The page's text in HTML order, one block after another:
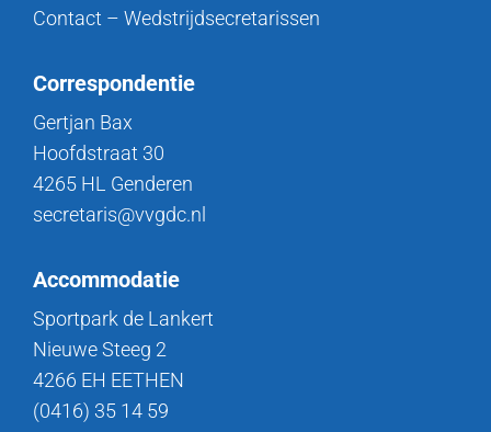
Contact – Wedstrijdsecretarissen
Correspondentie
Gertjan Bax
Hoofdstraat 30
4265 HL Genderen
secretaris@vvgdc.nl
Accommodatie
Sportpark de Lankert
Nieuwe Steeg 2
4266 EH EETHEN
(0416) 35 14 59